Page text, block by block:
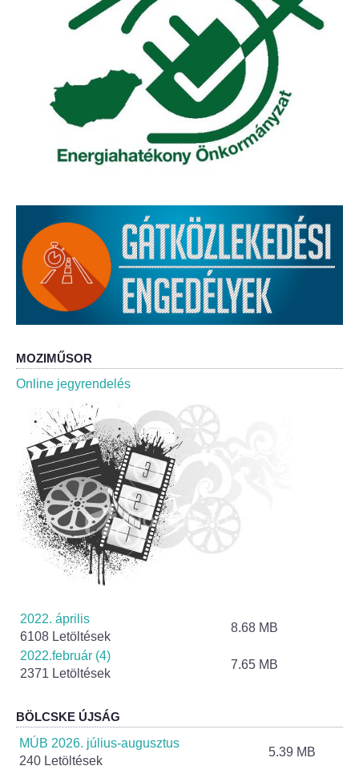
ÖNKORMÁNYZAT
Képviselő-testület
Képviselő-testületi ülések
Bizottságok
Bizottsági ülések
A helyi választási bizottság
A helyi választási bizottság határozatai
Roma Nemzetiségi Önkormányzat
Roma Nemzetiségi Önkormányzat ülések
Rendeletek
Polgármesteri normatív határozatok
Önkormányzati támogatások
Szabályzatok
Pályázatok
Szerződések
Helyi Esélyegyenlőség Program
Alapítványok
MOZIMŰSOR
Online jegyrendelés
2022. április
6108 Letöltések
8.68 MB
2022.február (4)
2371 Letöltések
7.65 MB
BÖLCSKE ÚJSÁG
MÚB 2026. július-augusztus
240 Letöltések
5.39 MB